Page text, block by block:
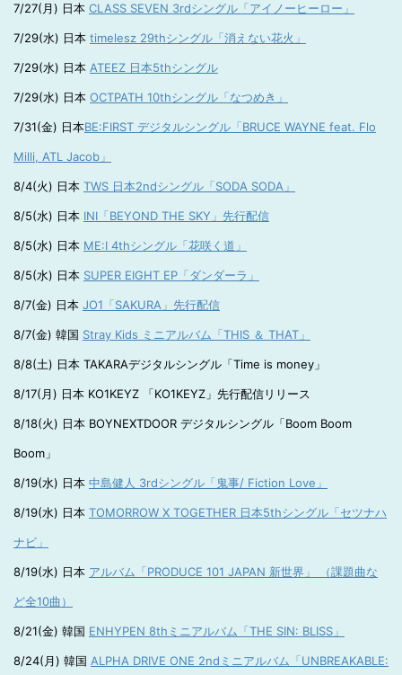
7/27(月) 日本 CLASS SEVEN 3rdシングル「アイノーヒーロー」
7/29(水) 日本 timelesz 29thシングル「消えない花火」
7/29(水) 日本 ATEEZ 日本5thシングル
7/29(水) 日本 OCTPATH 10thシングル「なつめき」
7/31(金) 日本BE:FIRST デジタルシングル「BRUCE WAYNE feat. Flo
Milli, ATL Jacob」
8/4(火) 日本 TWS 日本2ndシングル「SODA SODA」
8/5(水) 日本 INI「BEYOND THE SKY」先行配信
8/5(水) 日本 ME:I 4thシングル「花咲く道」
8/5(水) 日本 SUPER EIGHT EP「ダンダーラ」
8/7(金) 日本 JO1「SAKURA」先行配信
8/7(金) 韓国 Stray Kids ミニアルバム「THIS ＆ THAT」
8/8(土) 日本 TAKARAデジタルシングル「Time is money」
8/17(月) 日本 KO1KEYZ 「KO1KEYZ」先行配信リリース
8/18(火) 日本 BOYNEXTDOOR デジタルシングル「Boom Boom
Boom」
8/19(水) 日本 中島健人 3rdシングル「鬼事/ Fiction Love」
8/19(水) 日本 TOMORROW X TOGETHER 日本5thシングル「セツナハ
ナビ」
8/19(水) 日本 アルバム「PRODUCE 101 JAPAN 新世界」 （課題曲な
ど全10曲）
8/21(金) 韓国 ENHYPEN 8thミニアルバム「THE SIN: BLISS」
8/24(月) 韓国 ALPHA DRIVE ONE 2ndミニアルバム「UNBREAKABLE: